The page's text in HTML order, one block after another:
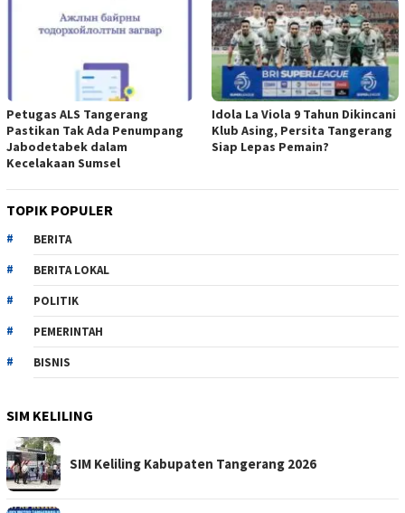
Petugas ALS Tangerang
Pastikan Tak Ada Penumpang
Jabodetabek dalam
Kecelakaan Sumsel
Idola La Viola 9 Tahun Dikincani
Klub Asing, Persita Tangerang
Siap Lepas Pemain?
TOPIK POPULER
BERITA
BERITA LOKAL
POLITIK
PEMERINTAH
BISNIS
SIM KELILING
SIM Keliling Kabupaten Tangerang 2026